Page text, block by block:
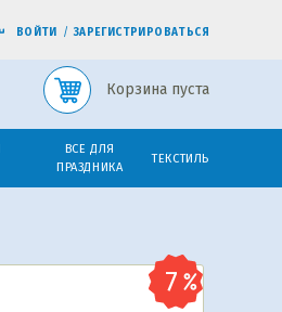
ВОЙТИ / ЗАРЕГИСТРИРОВАТЬСЯ
Корзина пуста
ВСЕ ДЛЯ
ПРАЗДНИКА
ТЕКСТИЛЬ